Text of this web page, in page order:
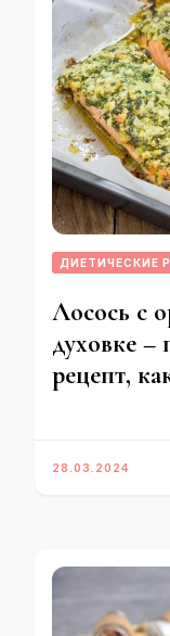
ДИЕТИЧЕСКИЕ
Лосось с
духовке –
рецепт,
28.03.2024